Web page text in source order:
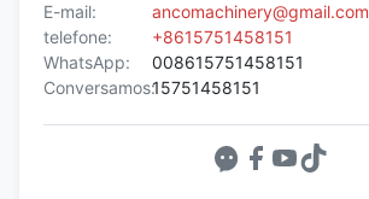
E-mail:
ancomachinery@gmail.com
telefone:
+8615751458151
WhatsApp:
008615751458151
Conversamos:15751458151